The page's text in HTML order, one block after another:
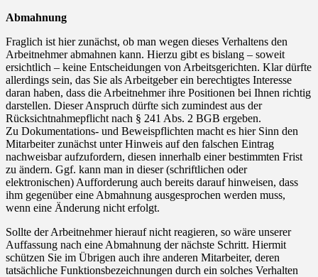
Abmahnung
Fraglich ist hier zunächst, ob man wegen dieses Verhaltens den
Arbeitnehmer abmahnen kann. Hierzu gibt es bislang – soweit
ersichtlich – keine Entscheidungen von Arbeitsgerichten. Klar dürfte
allerdings sein, das Sie als Arbeitgeber ein berechtigtes Interesse
daran haben, dass die Arbeitnehmer ihre Positionen bei Ihnen richtig
darstellen. Dieser Anspruch dürfte sich zumindest aus der
Rücksichtnahmepflicht nach § 241 Abs. 2 BGB ergeben.
Zu Dokumentations- und Beweispflichten macht es hier Sinn den
Mitarbeiter zunächst unter Hinweis auf den falschen Eintrag
nachweisbar aufzufordern, diesen innerhalb einer bestimmten Frist
zu ändern. Ggf. kann man in dieser (schriftlichen oder
elektronischen) Aufforderung auch bereits darauf hinweisen, dass
ihm gegenüber eine Abmahnung ausgesprochen werden muss,
wenn eine Änderung nicht erfolgt.
Sollte der Arbeitnehmer hierauf nicht reagieren, so wäre unserer
Auffassung nach eine Abmahnung der nächste Schritt. Hiermit
schützen Sie im Übrigen auch ihre anderen Mitarbeiter, deren
tatsächliche Funktionsbezeichnungen durch ein solches Verhalten